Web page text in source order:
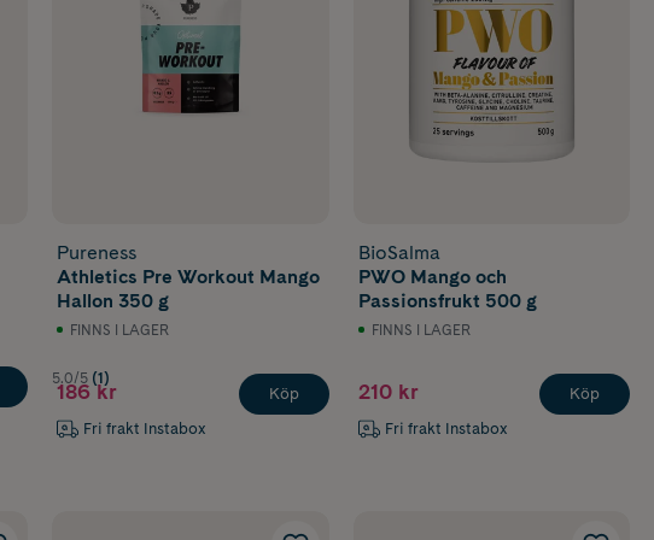
Pureness
Athletics Pre Workout Mango
Hallon 350 g
FINNS I LAGER
5.0/5 (1)
186 kr
Fri frakt Instabox
Köp
BioSalma
PWO Mango och
Passionsfrukt 500 g
FINNS I LAGER
210 kr
Fri frakt Instabox
Köp